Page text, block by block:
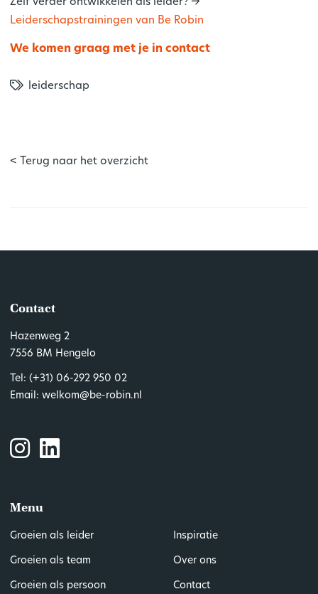
Zelf verder ontwikkelen als leider? ->
Leiderschapstrainingen van Be Robin
We komen graag met je in contact
leiderschap
< Terug naar het overzicht
Contact
Hazenweg 2
7556 BM Hengelo
Tel:(+31) 06-292 950 02
Email:welkom@be-robin.nl
Menu
Groeien als leider Inspiratie
Groeien als team Over ons
Groeien als persoon Contact